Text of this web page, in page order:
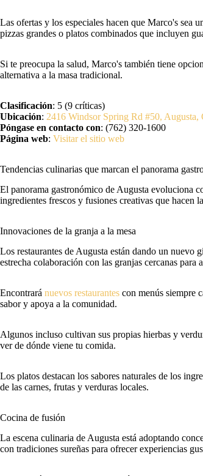
Las ofertas y los especiales hacen que Marco's sea
pizzas grandes o platos combinados que incluyen
Si te preocupa la salud, Marco's también tiene
alternativa a la masa tradicional.
Clasificación: 5 (9 críticas)
Ubicación: 2416 Windsor Spring Rd #50, Augusta,
Póngase en contacto con: (762) 320-1600
Página web: Visitar el sitio web
Tendencias culinarias que marcan el panorama
El panorama gastronómico de Augusta evoluciona
ingredientes frescos y fusiones creativas que hacen
Innovaciones de la granja a la mesa
Los restaurantes de Augusta están dando un nuevo
estrecha colaboración con las granjas cercanas para
Encontrará nuevos restaurantes con menús siempre
sabor y apoya a la comunidad.
Algunos incluso cultivan sus propias hierbas y
ver de dónde viene tu comida.
Los platos destacan los sabores naturales de los
de las carnes, frutas y verduras locales.
Cocina de fusión
La escena culinaria de Augusta está adoptando
con tradiciones sureñas para ofrecer experiencias